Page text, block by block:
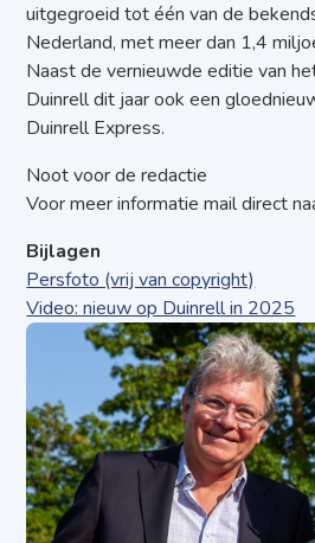
uitgegroeid tot één van de
Nederland, met meer dan 1,4
Naast de vernieuwde editie van
Duinrell dit jaar ook een
Duinrell Express.
Noot voor de redactie
Voor meer informatie mail direct
Bijlagen
Persfoto (vrij van copyright)
Video: nieuw op Duinrell in 2025